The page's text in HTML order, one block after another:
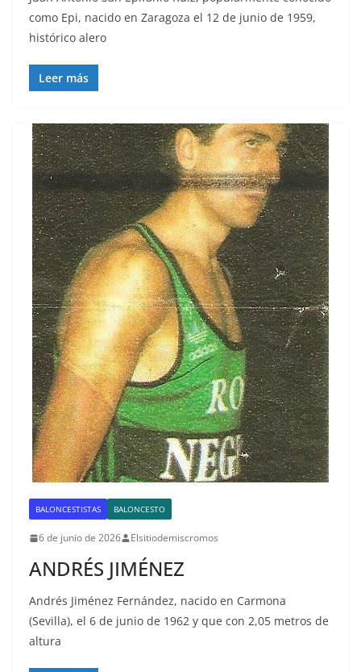
como Epi, nacido en Zaragoza el 12 de junio de 1959,
histórico alero
Leer más
BALONCESTISTAS BALONCESTO
6 de junio de 2026 Elsitiodemiscromos
ANDRÉS JIMÉNEZ
Andrés Jiménez Fernández, nacido en Carmona
(Sevilla), el 6 de junio de 1962 y que con 2,05 metros de
altura